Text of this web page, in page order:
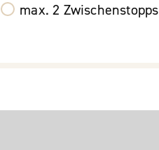
max. 2 Zwischenstopps